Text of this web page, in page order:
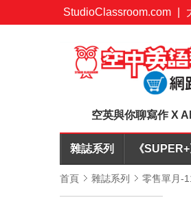
StudioClassroom.com
空英與你聊寫作 X
雜誌系列 《
首頁 雜誌系列 零售單月-